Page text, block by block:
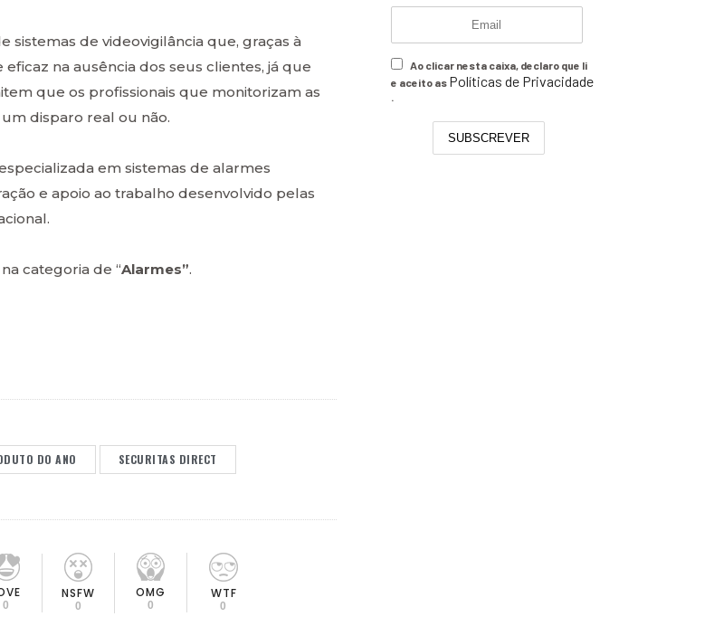
sistemas de videovigilância que, graças à
na ausência dos seus clientes, já que
que os profissionais que monitorizam as
disparo real ou não.
em sistemas de alarmes
e apoio ao trabalho desenvolvido pelas
na categoria de “Alarmes”.
DO ANO SECURITAS DIRECT
0
NSFW
0
OMG
0
WTF
0
Ao clicar nesta caixa, declaro que li
e aceito as Políticas de Privacidade
.
SUBSCREVER